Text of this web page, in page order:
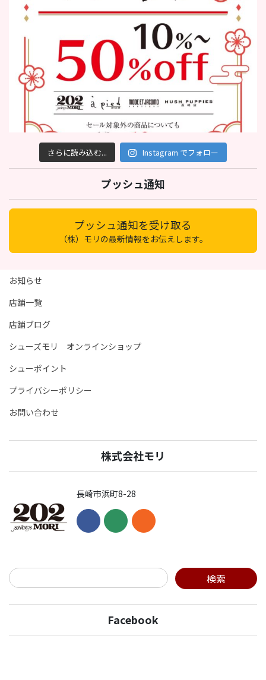
さらに読み込む... Instagram でフォロー
プッシュ通知
プッシュ通知を受け取る
（株）モリの最新情報をお伝えします。
お知らせ
店舗一覧
店舗ブログ
シューズモリ オンラインショップ
シューポイント
プライバシーポリシー
お問い合わせ
株式会社モリ
長崎市浜町8-28
Facebook